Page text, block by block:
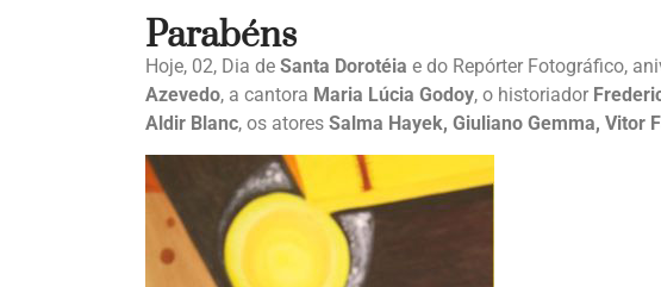
Parabéns
Hoje, 02, Dia de Santa Dorotéia e do Repórter Fotográfico,
Azevedo, a cantora Maria Lúcia Godoy, o historiador
Aldir Blanc, os atores Salma Hayek, Giuliano Gemma, Vitor